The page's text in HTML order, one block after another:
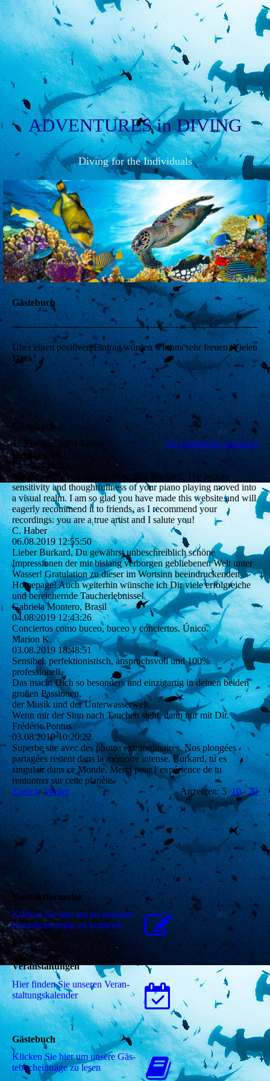
ADVENTURESinDIVING
Diving for the Individuals
Gästebuch
Über einen positiven Eintrag würden wir uns sehr freuen. Vielen
Dank!
Gästebuch
18 Einträge auf 4 Seiten
Ins Gästebuch eintragen
Ray Hassard
14.08.2019
20:25:48
Astoundingly beautiful photos, dear Burkard. The beauty
sensitivity and thoughtfullness of your piano playing moved into
a visual realm. I am so glad you have made this website and will
eagerly recommend it to friends, as I recommend your
recordings. you are a true artist and I salute you!
C. Haber
06.08.2019 12:55:50
Lieber Burkard, Du gewährst unbeschreiblich schöne
Impressionen der mir bislang verborgen gebliebenen Welt unter
Wasser! Gratulation zu dieser im Wortsinn beeindruckenden
Homepage! Auch weiterhin wünsche ich Dir viele erfolgreiche
und bereichernde Taucherlebnisse!
Gabriela Montero, Brasil
04.08.2019 12:43:26
Conciertos como buceo, buceo y conciertos. Único.
Marion K.
03.08.2019 18:48:51
Sensibel, perfektionistisch, anspruchsvoll und 100%
professionell.
Das macht Dich so besonders und einzigartig in deinen beiden
großen Passionen,
der Musik und der Unterwasserwelt.
Wenn mir der Sinn nach Tauchen steht, dann nur mit Dir.
Frédéric Pontus
03.08.2019 10:20:22
Superbe site avec des photos extraordinaires. Nos plongées
partagées restent dans la mémoire intense. Burkard, tu es
singulair dans ce Monde. Merçi pour l‘expérience de tu
rentontrer sur cette planète.
Zurück Weiter Anzeigen: 510 20
Kontaktformular
Klicken Sie hier um zu unserem
Kon­takt­for­mu­lar zu kommen
Veranstaltungen
Hier finden Sie unseren Ver­an­
stal­tungs­ka­len­der
Gästebuch
Klicken Sie hier um unsere Gäs­
te­buch­ein­trä­ge zu lesen